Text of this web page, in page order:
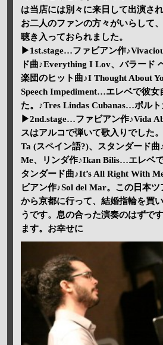
は当店には別々に来日して出演さ
お二人のファンの方々がいらして
聴き入っておられました。
▶1st.stage…ファビアン作
ド曲♪Everything I Lov、バラード
楽団のヒット曲♪I Thought About
Speech Impediment…エレベで彼女
た。♪Tres Lindas Cubanas…ポルト
▶2nd.stage…ファビアン作♪Vida
スはアルコで弾いて歌入りでした
Ta (スペイン語?)、スタンダード曲
Me、リンダ作♪Ikan Bilis…エレベ
タンダード曲♪It’s All Right With
ビアン作♪Sol del Mar。この日本
から京都に行って、結婚指輪を買
うです。息の合った演奏のはずで
ます。お幸せに